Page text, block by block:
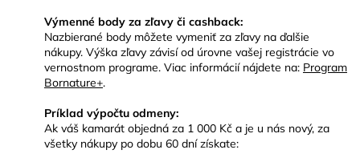
Výmenné body za zľavy či cashback:
Nazbierané body môžete vymeniť za zľavy na ďalšie
nákupy. Výška zľavy závisí od úrovne vašej registrácie vo
vernostnom programe. Viac informácií nájdete na: Program
Bornature+.
Príklad výpočtu odmeny:
Ak váš kamarát objedná za 1 000 Kč a je u nás nový, za
všetky nákupy po dobu 60 dní získate: